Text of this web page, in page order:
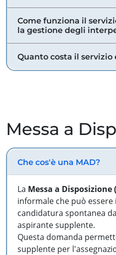
Come funziona il
la gestione degli
Quanto costa il servizio
Messa a
Che cos'è una MAD?
La Messa a Disposizione
informale che può
candidatura spontanea
aspirante supplente.
Questa domanda
supplente per